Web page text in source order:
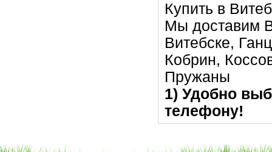
Купить в
Мы доставим
Витебске,
Кобрин,
Пружаны
1) Удобно
телефону!